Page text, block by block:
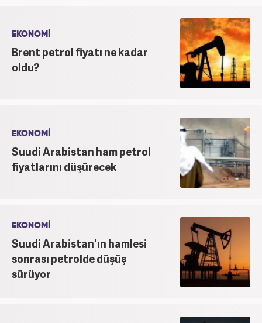
EKONOMİ
Brent petrol fiyatı ne kadar
oldu?
EKONOMİ
Suudi Arabistan ham petrol
fiyatlarını düşürecek
EKONOMİ
Suudi Arabistan'ın hamlesi
sonrası petrolde düşüş
sürüyor